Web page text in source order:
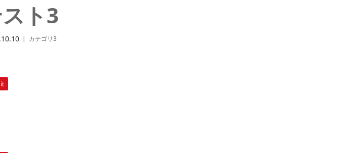
ト3
カテゴリ3